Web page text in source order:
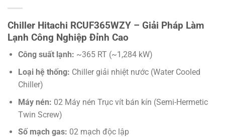
Chiller Hitachi RCUF365WZY – Giải Pháp Làm
Lạnh Công Nghiệp Đỉnh Cao
Công suất lạnh: ~365 RT (~1,284 kW)
Loại hệ thống: Chiller giải nhiệt nước (Water Cooled
Chiller)
Máy nén: 02 Máy nén Trục vít bán kín (Semi-Hermetic
Twin Screw)
Số mạch gas: 02 mạch độc lập